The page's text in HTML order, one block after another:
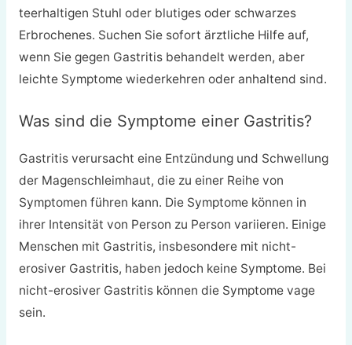
teerhaltigen Stuhl oder blutiges oder schwarzes
Erbrochenes. Suchen Sie sofort ärztliche Hilfe auf,
wenn Sie gegen Gastritis behandelt werden, aber
leichte Symptome wiederkehren oder anhaltend sind.
Was sind die Symptome einer Gastritis?
Gastritis verursacht eine Entzündung und Schwellung
der Magenschleimhaut, die zu einer Reihe von
Symptomen führen kann. Die Symptome können in
ihrer Intensität von Person zu Person variieren. Einige
Menschen mit Gastritis, insbesondere mit nicht-
erosiver Gastritis, haben jedoch keine Symptome. Bei
nicht-erosiver Gastritis können die Symptome vage
sein.